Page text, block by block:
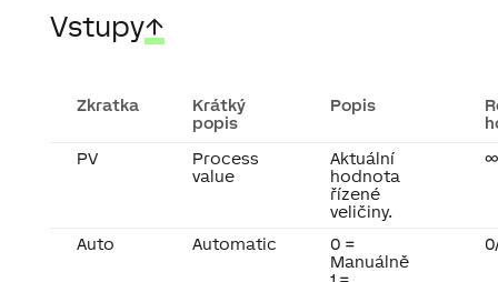
Vstupy↑
Zkratka
Krátký
popis
Popis
PV
Process
value
Aktuální
hodnota
řízené
veličiny.
∞
Auto Automatic
0 =
Manuálně